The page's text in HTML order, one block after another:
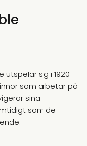
utspelar sig i 1920-
som arbetar på
sina
som de